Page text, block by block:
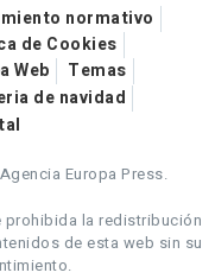
normativo
de Cookies
Web
Temas
de navidad
Europa Press.
prohibida la redistribución
de esta web sin su